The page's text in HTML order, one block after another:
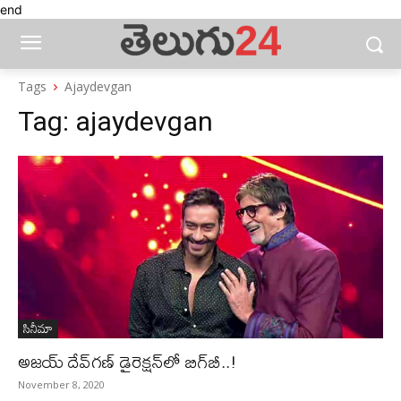
end
Tags Ajaydevgan
Tag: ajaydevgan
సినీమా
అజయ్‌ దేవ్‌గణ్‌ డైరెక్షన్‌లో బిగ్‌బీ..!
November 8, 2020